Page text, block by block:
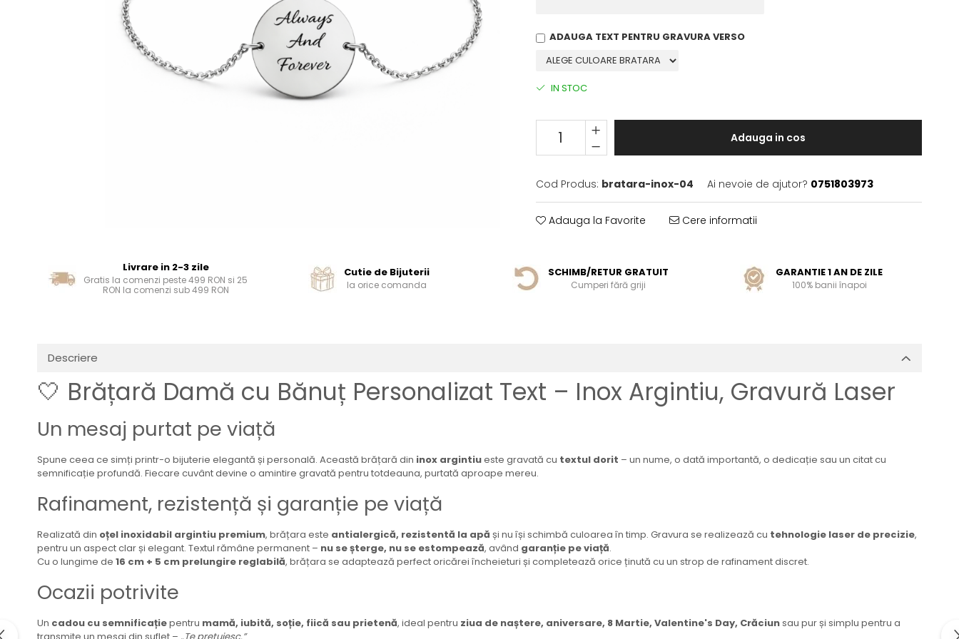
ADAUGA TEXT PENTRU GRAVURA VERSO
IN STOC
Adauga in cos
Cod Produs: bratara-inox-04 Ai nevoie de ajutor? 0751803973
Adauga la Favorite Cere informatii
Livrare in 2-3 zile
Gratis la comenzi peste 499 RON si 25
RON la comenzi sub 499 RON
Cutie de Bijuterii
la orice comanda
SCHIMB/RETUR GRATUIT
Cumperi fără griji
GARANTIE 1 AN DE ZILE
100% banii înapoi
Descriere
🤍 Brățară Damă cu Bănuț Personalizat Text – Inox Argintiu, Gravură Laser
Un mesaj purtat pe viață
Spune ceea ce simți printr-o bijuterie elegantă și personală. Această brățară din inox argintiueste gravată cu textul dorit – un nume, o dată importantă, o dedicație sau un citat cu
semnificație profundă. Fiecare cuvânt devine o amintire gravată pentru totdeauna, purtată aproape mereu.
Rafinament, rezistență și garanție pe viață
Realizată din oțel inoxidabil argintiu premium, brățara este antialergică, rezistentă la apă și nu își schimbă culoarea în timp. Gravura se realizează cu tehnologie laser de precizie,
pentru un aspect clar și elegant. Textul rămâne permanent – nu se șterge, nu se estompează, având garanție pe viață.
Cu o lungime de 16 cm + 5 cm prelungire reglabilă, brățara se adaptează perfect oricărei încheieturi și completează orice ținută cu un strop de rafinament discret.
Ocazii potrivite
Un cadou cu semnificațiepentru mamă, iubită, soție, fiică sau prietenă, ideal pentru ziua de naștere, aniversare, 8 Martie, Valentine's Day, Crăciunsau pur și simplu pentru a